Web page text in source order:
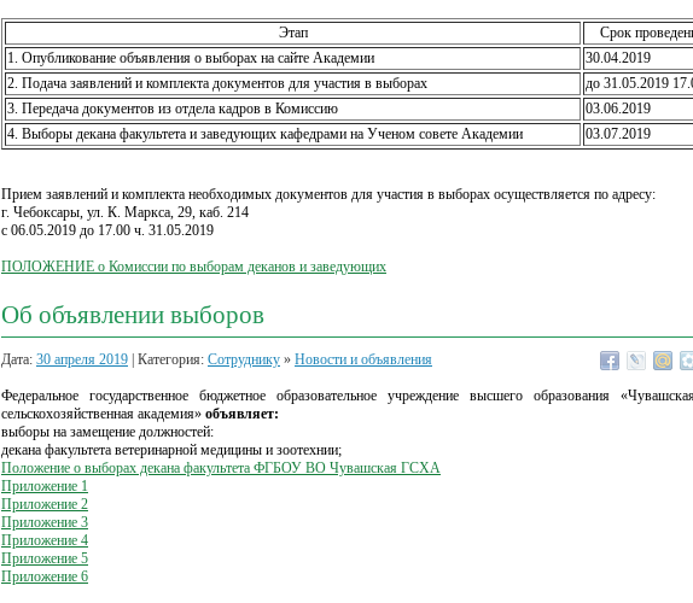
Этап
Срок
1. Опубликование объявления о выборах на сайте Академии
30.04.2019
2. Подача заявлений и комплекта документов для участия в выборах
до 31.05.2019
3. Передача документов из отдела кадров в Комиссию
03.06.2019
4. Выборы декана факультета и заведующих кафедрами на Ученом совете Академии
03.07.2019
Прием заявлений и комплекта необходимых документов для участия в выборах осуществляется по адресу:
г. Чебоксары, ул. К. Маркса, 29, каб. 214
с 06.05.2019 до 17.00 ч. 31.05.2019
ПОЛОЖЕНИЕ о Комиссии по выборам деканов и заведующих
Об объявлении выборов
Дата: 30 апреля 2019 | Категория: Сотруднику » Новости и объявления
Федеральное государственное бюджетное образовательное учреждение высшего образования
сельскохозяйственная академия» объявляет:
выборы на замещение должностей:
декана факультета ветеринарной медицины и зоотехнии;
Положение о выборах декана факультета ФГБОУ ВО Чувашская ГСХА
Приложение 1
Приложение 2
Приложение 3
Приложение 4
Приложение 5
Приложение 6